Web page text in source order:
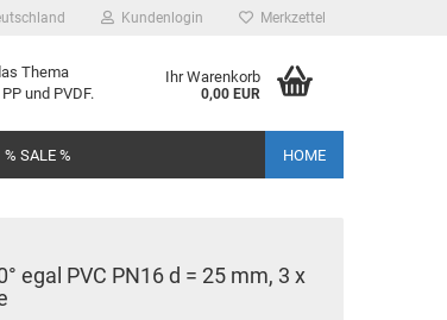
Kundenlogin Merkzettel
Thema
und PVDF.
Ihr Warenkorb
0,00 EUR
% SALE % HOME
egal PVC PN16 d = 25 mm, 3 x